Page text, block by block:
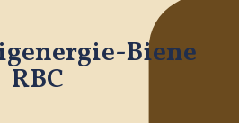
Biene
RBC